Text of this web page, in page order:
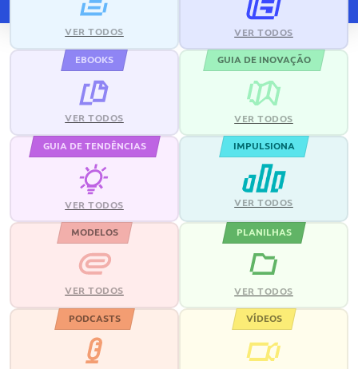
VER TODOS VER TODOS
EBOOKS
VER TODOS
GUIA DE INOVAÇÃO
VER TODOS
GUIA DE TENDÊNCIAS
VER TODOS
IMPULSIONA
VER TODOS
MODELOS
VER TODOS
PLANILHAS
VER TODOS
PODCASTS VÍDEOS